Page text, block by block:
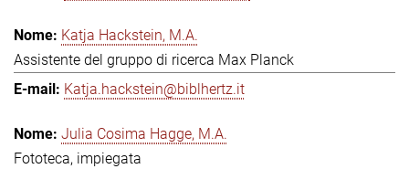
Katja Hackstein, M.A.
Assistente del gruppo di ricerca Max Planck
Katja.hackstein@biblhertz.it
Julia Cosima Hagge, M.A.
Fototeca, impiegata